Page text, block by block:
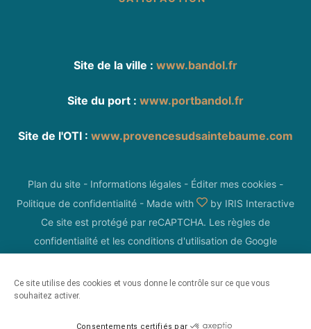
Site de la ville : www.bandol.fr
Site du port : www.portbandol.fr
Site de l'OTI : www.provencesudsaintebaume.com
Plan du site - Informations légales - Éditer mes cookies -
Politique de confidentialité - Made with by IRIS Interactive
Ce site est protégé par reCAPTCHA. Les règles de
confidentialité et les conditions d'utilisation de Google
Ce site utilise des cookies et vous donne le contrôle sur ce que vous
souhaitez activer.
Consentements certifiés par